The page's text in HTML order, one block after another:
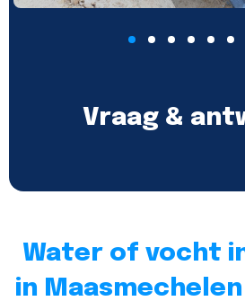
Vraag &
Water of vocht
in Maasmechelen